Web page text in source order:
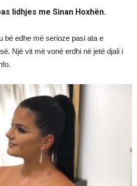
lidhjes me Sinan Hoxhën.
bë edhe më serioze pasi ata e
Një vit më vonë erdhi në jetë djali i